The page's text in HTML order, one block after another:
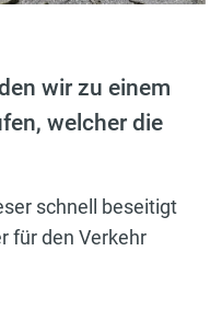
wir zu einem
welcher die
schnell beseitigt
für den Verkehr